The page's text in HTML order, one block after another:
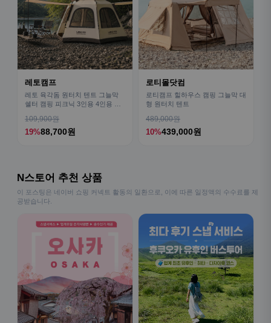
레토캠프
레토 육각돔 원터치 텐트 그늘막
쉘터 캠핑 피크닉 3인용 4인용 패
109,900원
19%88,700원
로티몰닷컴
로티캠프 힐하우스 캠핑 그늘막 대
형 원터치 텐트
489,000원
10%439,000원
N스토어 추천 상품
이 포스팅은 네이버 쇼핑 커넥트 활동의 일환으로, 이에 따른 일정액의 수수료를 제
공받습니다.